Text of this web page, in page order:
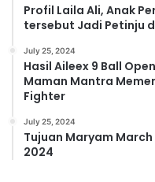
Profil Laila Ali, Anak
tersebut Jadi Petinju
July 25, 2024
Hasil Aileex 9 Ball
Maman Mantra
Fighter
July 25, 2024
Tujuan Maryam
2024